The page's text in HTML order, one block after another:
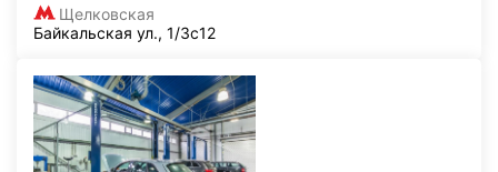
Щелковская
Байкальская ул., 1/3с12